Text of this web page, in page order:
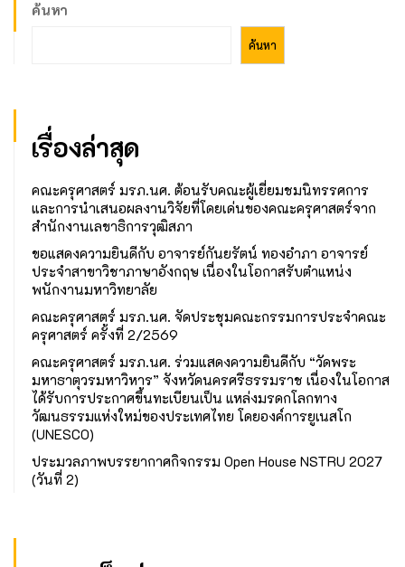
ค้นหา
ค้นหา
เรื่องล่าสุด
คณะครุศาสตร์ มรภ.นศ. ต้อนรับคณะผู้เยี่ยมชมนิทรรศการ
และการนำเสนอผลงานวิจัยที่โดยเด่นของคณะครุศาสตร์จาก
สำนักงานเลขาธิการวุฒิสภา
ขอแสดงความยินดีกับ อาจารย์กันยรัตน์ ทองอำภา อาจารย์
ประจำสาขาวิชาภาษาอังกฤษ เนื่องในโอกาสรับตำแหน่ง
พนักงานมหาวิทยาลัย
คณะครุศาสตร์ มรภ.นศ. จัดประชุมคณะกรรมการประจำคณะ
ครุศาสตร์ ครั้งที่ 2/2569
คณะครุศาสตร์ มรภ.นศ. ร่วมแสดงความยินดีกับ “วัดพระ
มหาธาตุวรมหาวิหาร” จังหวัดนครศรีธรรมราช เนื่องในโอกาส
ได้รับการประกาศขึ้นทะเบียนเป็น แหล่งมรดกโลกทาง
วัฒนธรรมแห่งใหม่ของประเทศไทย โดยองค์การยูเนสโก
(UNESCO)
ประมวลภาพบรรยากาศกิจกรรม Open House NSTRU 2027
(วันที่ 2)